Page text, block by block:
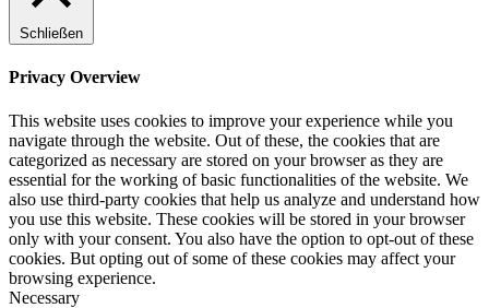
Schließen
Privacy Overview
This website uses cookies to improve your experience while you
navigate through the website. Out of these, the cookies that are
categorized as necessary are stored on your browser as they are
essential for the working of basic functionalities of the website. We
also use third-party cookies that help us analyze and understand how
you use this website. These cookies will be stored in your browser
only with your consent. You also have the option to opt-out of these
cookies. But opting out of some of these cookies may affect your
browsing experience.
Necessary